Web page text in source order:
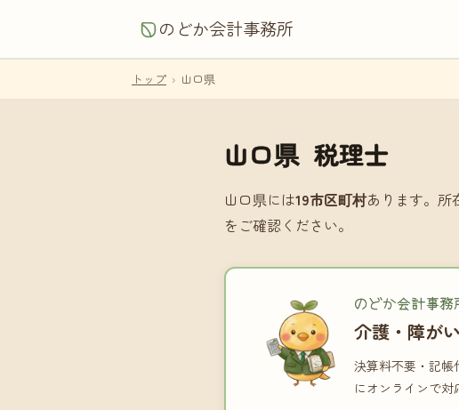
のどか会計事務所
トップ › 山口県
山口県 税理士
山口県には19市区町村あります。所
をご確認ください。
のどか会計事務
介護・障が
決算料不要・記帳
にオンラインで対